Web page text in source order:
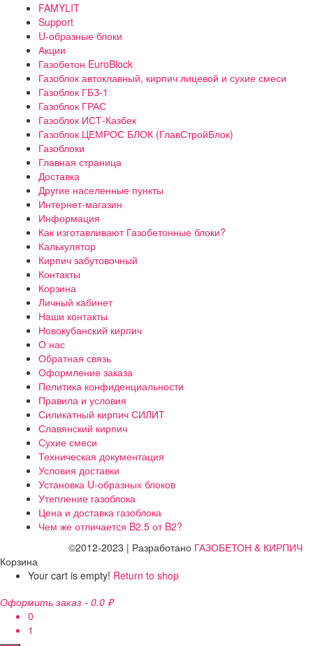
FAMYLIT
Support
U-образные блоки
Акции
Газобетон EuroBlock
Газоблок автоклавный, кирпич лицевой и сухие смеси
Газоблок ГБЗ-1
Газоблок ГРАС
Газоблок ИСТ-Казбек
Газоблок ЦЕМРОС БЛОК (ГлавСтройБлок)
Газоблоки
Главная страница
Доставка
Другие населенные пункты
Интернет-магазин
Информация
Как изготавливают Газобетонные блоки?
Калькулятор
Кирпич забутовочный
Контакты
Корзина
Личный кабинет
Наши контакты
Новокубанский кирпич
О нас
Обратная связь
Оформление заказа
Политика конфиденциальности
Правила и условия
Силикатный кирпич СИЛИТ
Славянский кирпич
Сухие смеси
Техническая документация
Условия доставки
Установка U-образных блоков
Утепление газоблока
Цена и доставка газоблока
Чем же отличается B2.5 от B2?
©2012-2023 | Разработано ГАЗОБЕТОН & КИРПИЧ
Корзина
Your cart is empty! Return to shop
Оформить заказ - 0.0 ₽
0
1